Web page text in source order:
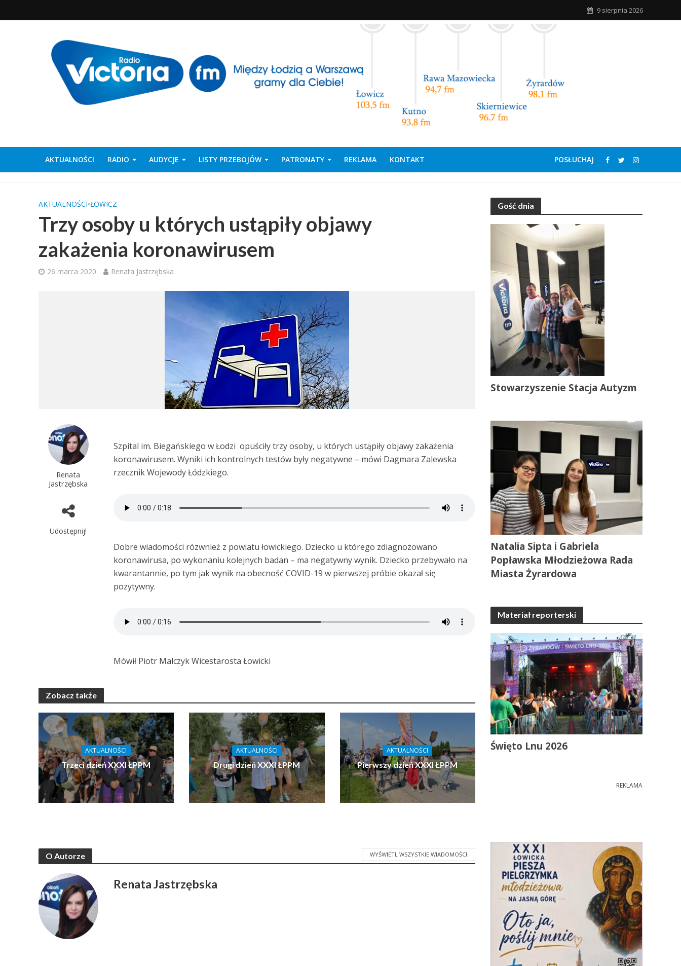
9 sierpnia 2026
AKTUALNOŚCI RADIO AUDYCJE LISTY PRZEBOJÓW PATRONATY REKLAMA KONTAKT POSŁUCHAJ
AKTUALNOŚCI•ŁOWICZ
Trzy osoby u których ustąpiły objawy
zakażenia koronawirusem
26 marca 2020 Renata Jastrzębska
Renata
Jastrzębska
Udostępnij!
Szpital im. Biegańskiego w Łodzi opuściły trzy osoby, u których ustąpiły objawy zakażenia
koronawirusem. Wyniki ich kontrolnych testów były negatywne – mówi Dagmara Zalewska
rzecznik Wojewody Łódzkiego.
Dobre wiadomości rózwnież z powiatu łowickiego. Dziecko u którego zdiagnozowano
koronawirusa, po wykonaniu kolejnych badan – ma negatywny wynik. Dziecko przebywało na
kwarantannie, po tym jak wynik na obecność COVID-19 w pierwszej próbie okazał się
pozytywny.
Mówił Piotr Malczyk Wicestarosta Łowicki
Zobacz także
AKTUALNOŚCI
Trzeci dzień XXXI ŁPPM
AKTUALNOŚCI
Drugi dzień XXXI ŁPPM
AKTUALNOŚCI
Pierwszy dzień XXXI ŁPPM
O Autorze WYŚWIETL WSZYSTKIE WIADOMOŚCI
Renata Jastrzębska
Gość dnia
Stowarzyszenie Stacja Autyzm
Natalia Sipta i Gabriela
Popławska Młodzieżowa Rada
Miasta Żyrardowa
Materiał reporterski
Święto Lnu 2026
REKLAMA